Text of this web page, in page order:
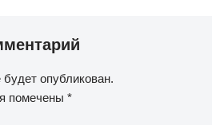
опубликован.
помечены *